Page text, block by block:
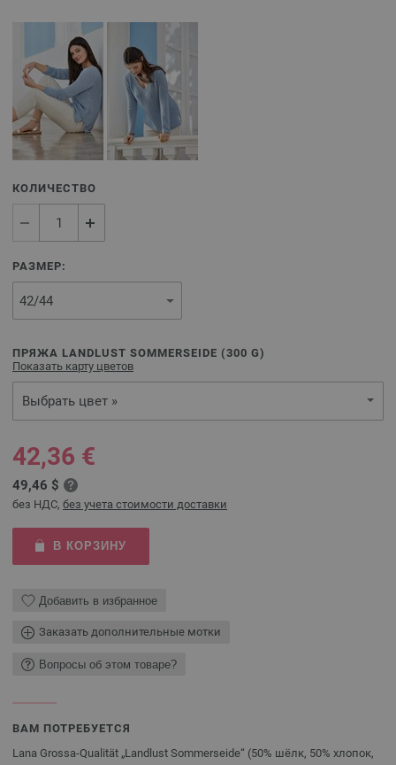
КОЛИЧЕСТВО
РАЗМЕР:
ПРЯЖА LANDLUST SOMMERSEIDE (300 G)
Показать карту цветов
Выбрать цвет »
42,36 €
49,46 $
без НДС, без учета стоимости доставки
В КОРЗИНУ
Добавить в избранное
Заказать дополнительные мотки
Вопросы об этом товаре?
ВАМ ПОТРЕБУЕТСЯ
Lana Grossa-Qualität „Landlust Sommerseide“ (50% шёлк, 50% хлопок,